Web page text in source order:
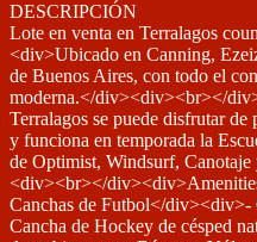
DESCRIPCIÓN
Lote en venta en Terralagos
<div>Ubicado en Canning,
de Buenos Aires, con todo el
moderna.</div><div><br></
Terralagos se puede disfrutar de
y funciona en temporada la
de Optimist, Windsurf,
<div><br></
Canchas de Futbol</
Cancha de Hockey de césped